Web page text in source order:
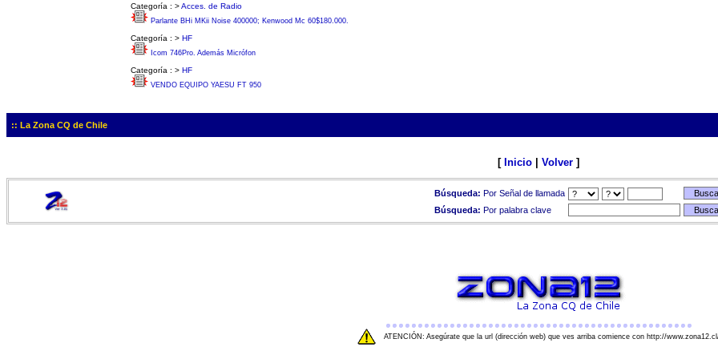
Categoría : >Acces. de Radio
Parlante BHi MKii Noise 400000; Kenwood Mc 60$180.000.
Categoría : > HF
Icom 746Pro. Además Micrófon
Categoría : > HF
VENDO EQUIPO YAESU FT 950
:: La Zona CQ de Chile
[ Inicio Volver ]
Búsqueda: Por Señal de llamada
Búsqueda: Por palabra clave
ATENCIÓN: Asegúrate que la url (dirección web) que ves arriba comience con http://